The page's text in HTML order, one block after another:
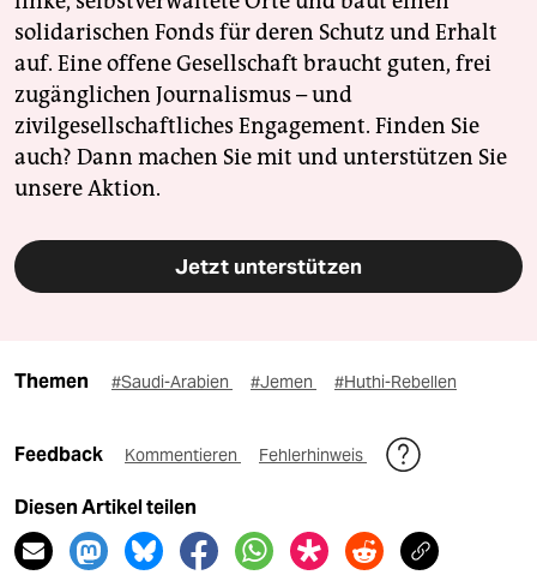
solidarischen Fonds für deren Schutz und Erhalt
auf. Eine offene Gesellschaft braucht guten, frei
zugänglichen Journalismus – und
zivilgesellschaftliches Engagement. Finden Sie
auch? Dann machen Sie mit und unterstützen Sie
unsere Aktion.
Jetzt unterstützen
Themen #Saudi-Arabien #Jemen #Huthi-Rebellen
Feedback Kommentieren Fehlerhinweis
Diesen Artikel teilen